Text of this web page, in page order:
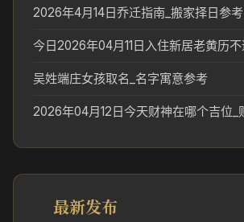
2026年4月14日乔迁指南_搬家择日参考
吴姓端庄女孩取名_名字寓意参考
最新发布